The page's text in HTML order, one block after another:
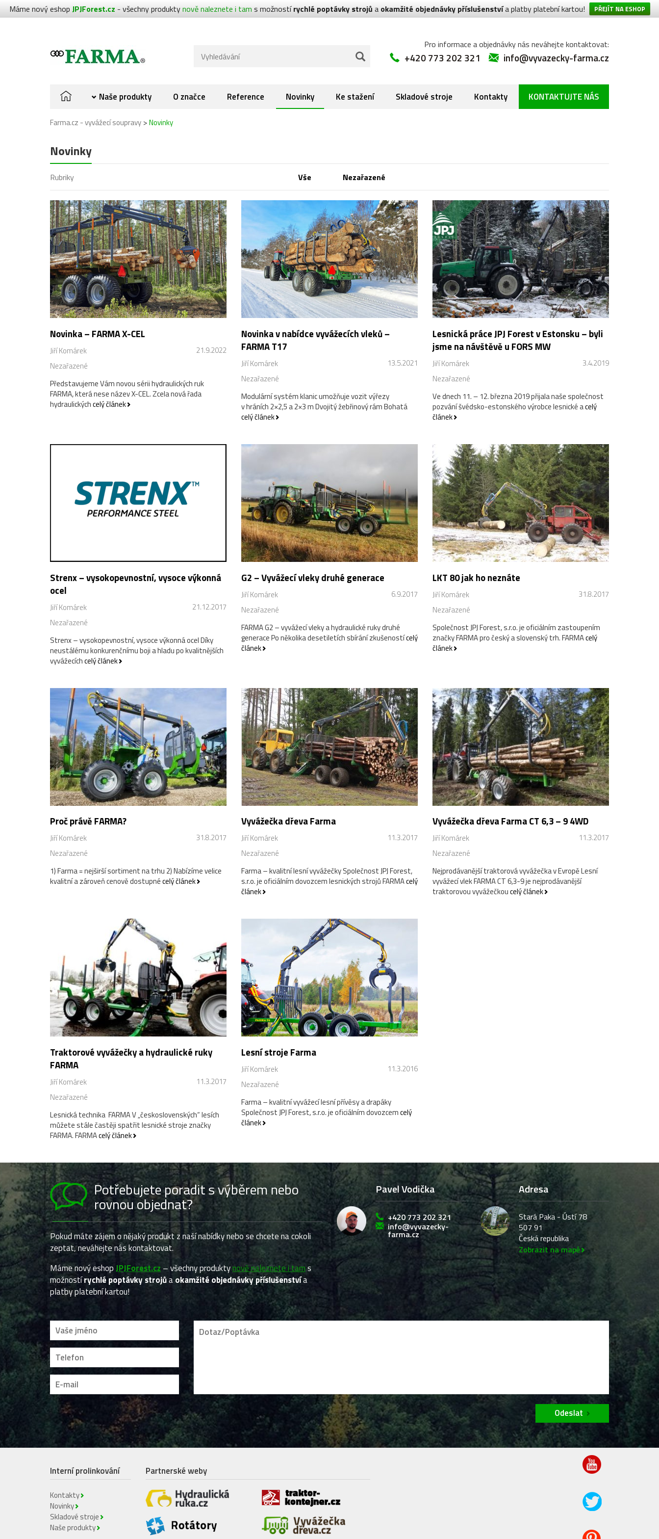
Máme nový eshop JPJForest.cz - všechny produktynově naleznete i tam s možnostírychlé poptávky strojů a okamžité objednávky příslušenstvía platby platební kartou! PŘEJÍT NA ESHOP
Pro informace a objednávky nás neváhejte kontaktovat:
+420 773 202 321 info@vyvazecky-farma.cz
Naše produkty O značce Reference Novinky Ke stažení Skladové stroje Kontakty KONTAKTUJTE NÁS
Farma.cz - vyvážecí soupravy >Novinky
Novinky
Rubriky Vše Nezařazené
Novinka – FARMA X-CEL
Jiří Komárek
21.9.2022
Nezařazené
Představujeme Vám novou sérii hydraulických ruk
FARMA, která nese název X-CEL. Zcela nová řada
hydraulickýchcelý článek
Novinka v nabídce vyvážecích vleků –
FARMA T17
Jiří Komárek
13.5.2021
Nezařazené
Modulární systém klanic umožňuje vozit výřezy
v hráních 2×2,5 a 2×3 m Dvojitý žebřinový rám Bohatá
celý článek
Lesnická práce JPJ Forest v Estonsku – byli
jsme na návštěvě u FORS MW
Jiří Komárek
3.4.2019
Nezařazené
Ve dnech 11. – 12. března 2019 přijala naše společnost
pozvání švédsko-estonského výrobce lesnické acelý
článek
Strenx – vysokopevnostní, vysoce výkonná
ocel
Jiří Komárek
21.12.2017
Nezařazené
Strenx – vysokopevnostní, vysoce výkonná ocel Díky
neustálému konkurenčnímu boji a hladu po kvalitnějších
vyvážecíchcelý článek
G2 – Vyvážecí vleky druhé generace
Jiří Komárek
6.9.2017
Nezařazené
FARMA G2 – vyvážecí vleky a hydraulické ruky druhé
generace Po několika desetiletích sbírání zkušenostícelý
článek
LKT 80 jak ho neznáte
Jiří Komárek
31.8.2017
Nezařazené
Společnost JPJ Forest, s.r.o. je oficiálním zastoupením
značky FARMA pro český a slovenský trh. FARMAcelý
článek
Proč právě FARMA?
Jiří Komárek
31.8.2017
Nezařazené
1) Farma = nejširší sortiment na trhu 2) Nabízíme velice
kvalitní a zároveň cenově dostupnécelý článek
Vyvážečka dřeva Farma
Jiří Komárek
11.3.2017
Nezařazené
Farma – kvalitní lesní vyvážečky Společnost JPJ Forest,
s.r.o. je oficiálním dovozcem lesnických strojů FARMAcelý
článek
Vyvážečka dřeva Farma CT 6,3 – 9 4WD
Jiří Komárek
11.3.2017
Nezařazené
Nejprodávanější traktorová vyvážečka v Evropě Lesní
vyvážecí vlek FARMA CT 6,3-9 je nejprodávanější
traktorovou vyvážečkoucelý článek
Traktorové vyvážečky a hydraulické ruky
FARMA
Jiří Komárek
11.3.2017
Nezařazené
Lesnická technika FARMA V „československých“ lesích
můžete stále častěji spatřit lesnické stroje značky
FARMA. FARMAcelý článek
Lesní stroje Farma
Jiří Komárek
11.3.2016
Nezařazené
Farma – kvalitní vyvážecí lesní přívěsy a drapáky
Společnost JPJ Forest, s.r.o. je oficiálním dovozcemcelý
článek
Potřebujete poradit s výběrem nebo
rovnou objednat?
Pokud máte zájem o nějaký produkt z naší nabídky nebo se chcete na cokoli
zeptat, neváhejte nás kontaktovat.
Máme nový eshopJPJForest.cz – všechny produktynově naleznete i tams
možnostírychlé poptávky strojůaokamžité objednávky příslušenstvía
platby platební kartou!
Pavel Vodička
+420 773 202 321
info@vyvazecky-
farma.cz
Adresa
Stará Paka - Ústí 78
507 91
Česká republika
Zobrazit na mapě
Odeslat
Interní prolinkování
Kontakty
Novinky
Skladové stroje
Naše produkty
Partnerské weby